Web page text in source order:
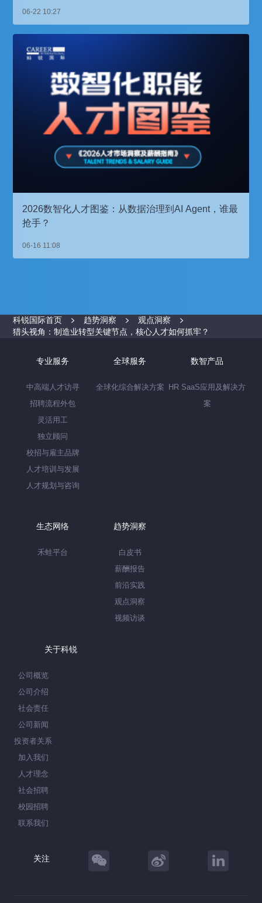
06-22 10:27
2026数智化人才图鉴：从数据治理到AI Agent，谁最
抢手？
06-16 11:08
科锐国际首页 趋势洞察
观点洞察
猎头视角：制造业转型关键节点，核心人才如何抓牢？
专业服务
中高端人才访寻
招聘流程外包
灵活用工
独立顾问
校招与雇主品牌
人才培训与发展
人才规划与咨询
全球服务
全球化综合解决方案
数智产品
HR SaaS应用及解决方
案
生态网络
禾蛙平台
趋势洞察
白皮书
薪酬报告
前沿实践
观点洞察
视频访谈
关于科锐
公司概览
公司介绍
社会责任
公司新闻
投资者关系
加入我们
人才理念
社会招聘
校园招聘
联系我们
关注